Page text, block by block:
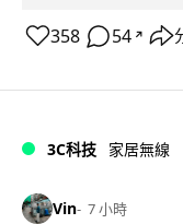
358 54 ↗
3C科技 家居無線
Vin 7 小時